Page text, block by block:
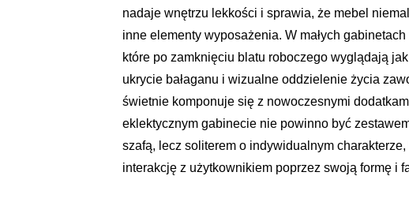
nadaje wnętrzu lekkości i sprawia, że mebel
inne elementy wyposażenia. W małych
które po zamknięciu blatu roboczego wyglądają
ukrycie bałaganu i wizualne oddzielenie życia
świetnie komponuje się z nowoczesnymi
eklektycznym gabinecie nie powinno być
szafą, lecz soliterem o indywidualnym
interakcję z użytkownikiem poprzez swoją formę i